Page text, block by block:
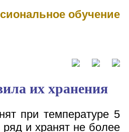
обучение
их хранения
при температуре 5
и хранят не более